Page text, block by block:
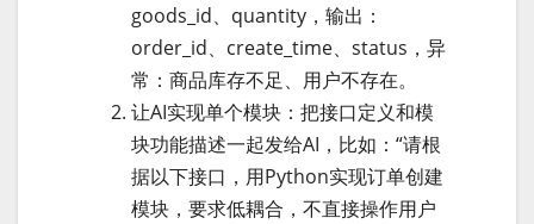
goods_id、quantity，输出：
order_id、create_time、status，异
常：商品库存不足、用户不存在。
让AI实现单个模块：把接口定义和模
块功能描述一起发给AI，比如：“请根
据以下接口，用Python实现订单创建
模块，要求低耦合，不直接操作用户